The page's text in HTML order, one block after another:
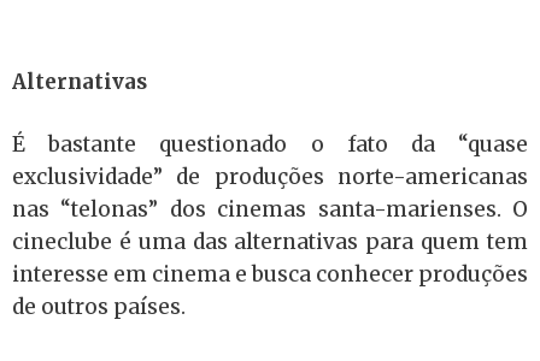
Alternativas
É bastante questionado o fato da “quase
exclusividade” de produções norte-americanas
nas “telonas” dos cinemas santa-marienses. O
cineclube é uma das alternativas para quem tem
interesse em cinema e busca conhecer produções
de outros países.